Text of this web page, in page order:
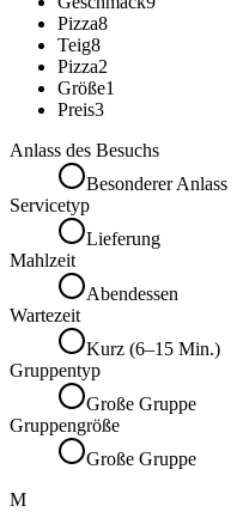
Pizza8
Teig8
Pizza2
Größe1
Preis3
Anlass des Besuchs
Besonderer Anlass
Servicetyp
Lieferung
Mahlzeit
Abendessen
Wartezeit
Kurz (6–15 Min.)
Gruppentyp
Große Gruppe
Gruppengröße
Große Gruppe
M